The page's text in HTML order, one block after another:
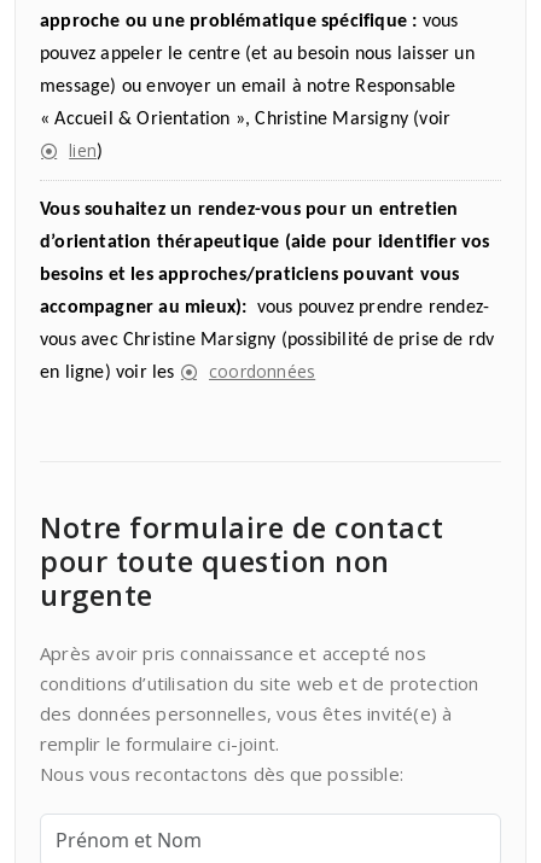
approche ou une problématique spécifique : vous
pouvez appeler le centre (et au besoin nous laisser un
message) ou envoyer un email à notre Responsable
« Accueil & Orientation », Christine Marsigny (voir
lien)
Vous souhaitez un rendez-vous pour un entretien
d’orientation thérapeutique (aide pour identifier vos
besoins et les approches/praticiens pouvant vous
accompagner au mieux): vous pouvez prendre rendez-
vous avec Christine Marsigny (possibilité de prise de rdv
en ligne) voir les
coordonnées
Notre formulaire de contact
pour toute question non
urgente
Après avoir pris connaissance et accepté nos
conditions d’utilisation du site web et de protection
des données personnelles, vous êtes invité(e) à
remplir le formulaire ci-joint.
Nous vous recontactons dès que possible: